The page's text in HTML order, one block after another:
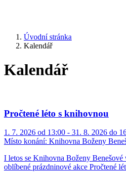
Úvodní stránka
Kalendář
Kalendář
Pročtené léto s knihovnou
1. 7. 2026 od 13:00 - 31. 8. 2026 do
Místo konání: Knihovna Boženy
I letos se Knihovna Boženy
oblíbené prázdninové akce Pročtené